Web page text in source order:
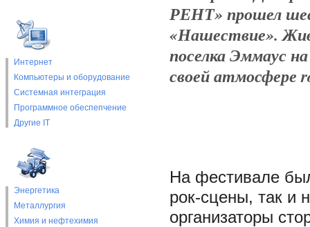
Интернет
Компьютеры и оборудование
Системная интеграция
Программное обеспепчение
Другие IT
Энергетика
Металлургия
Химия и нефтехимия
РЕНТ» прошел
«Нашествие».
поселка Эммаус
своей атмосфере
На фестивале
рок-сцены, так и
организаторы